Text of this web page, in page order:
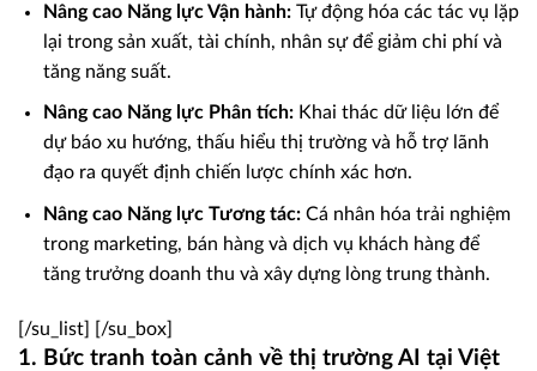
Nâng cao Năng lực Vận hành:Tự động hóa các tác vụ lặp
lại trong sản xuất, tài chính, nhân sự để giảm chi phí và
tăng năng suất.
Nâng cao Năng lực Phân tích:Khai thác dữ liệu lớn để
dự báo xu hướng, thấu hiểu thị trường và hỗ trợ lãnh
đạo ra quyết định chiến lược chính xác hơn.
Nâng cao Năng lực Tương tác:Cá nhân hóa trải nghiệm
trong marketing, bán hàng và dịch vụ khách hàng để
tăng trưởng doanh thu và xây dựng lòng trung thành.
[/su_list] [/su_box]
1. Bức tranh toàn cảnh về thị trường AI tại Việt